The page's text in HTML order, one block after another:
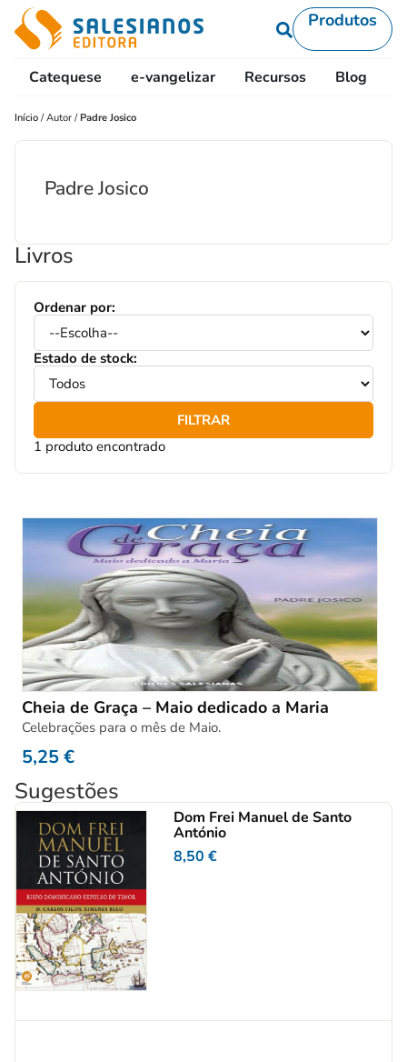
Produtos
Catequese e-vangelizar Recursos Blog
Início /Autor /Padre Josico
Padre Josico
Livros
Ordenar por:
Estado de stock:
FILTRAR
1 produto encontrado
Cheia de Graça – Maio dedicado a Maria
Celebrações para o mês de Maio.
5,25€
Sugestões
Dom Frei Manuel de Santo
António
8,50 €